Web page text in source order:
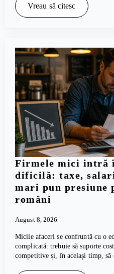
Vreau să citesc
Firmele mici intră
dificilă: taxe,
mari pun presiune
români
August 8, 2026
Micile afaceri se confruntă cu o
complicată: trebuie să suporte
competitive și, în același timp,